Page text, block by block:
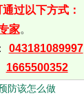
过以下方式：
家。
043181089997
1665500352
防该怎么做